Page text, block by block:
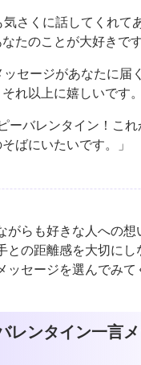
気さくに話してくれて
たのことが大好きです
ッセージがあなたに届
れ以上に嬉しいです。
ーバレンタイン！こ
ばにいたいです。」
がらも好きな人への想
との距離感を大切に
ッセージを選んでみて
レンタイン一言